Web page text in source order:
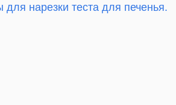
нарезки теста для печенья.